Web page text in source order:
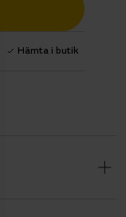
Hämta i butik